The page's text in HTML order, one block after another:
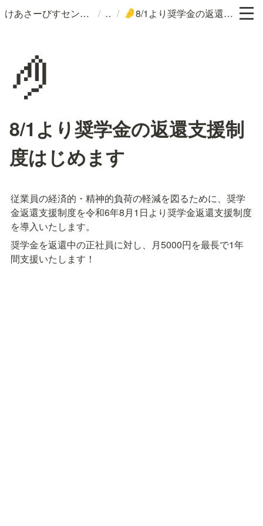
けあさーびすセンターつぶら / / 🤌 8/1より奨学金の返還支援制度はじめます
🤌
8/1より奨学金の返還支援制
度はじめます
従業員の経済的・精神的負荷の軽減を図るために、奨学
金返還支援制度を令和6年8月1日より奨学金返還支援制度
を導入いたします。
奨学金を返還中の正社員に対し、月5000円を最長で1年
間支援いたします！